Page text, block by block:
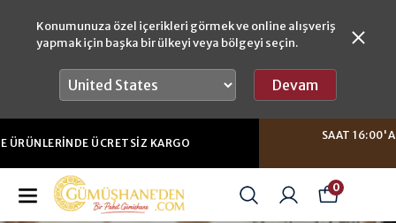
Konumunuza özel içerikleri görmek ve online alışveriş
yapmak için başka bir ülkeyi veya bölgeyi seçin.
Devam
SAAT 16:00'A KADAR YAPACAĞINIZ SIPARIŞLERDE
AYNI GÜN GÖNDERIM
0